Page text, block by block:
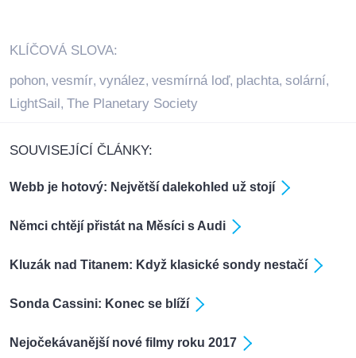
KLÍČOVÁ SLOVA:
pohon, vesmír, vynález, vesmírná loď, plachta, solární,
LightSail, The Planetary Society
SOUVISEJÍCÍ ČLÁNKY:
Webb je hotový: Největší dalekohled už stojí
Němci chtějí přistát na Měsíci s Audi
Kluzák nad Titanem: Když klasické sondy nestačí
Sonda Cassini: Konec se blíží
Nejočekávanější nové filmy roku 2017